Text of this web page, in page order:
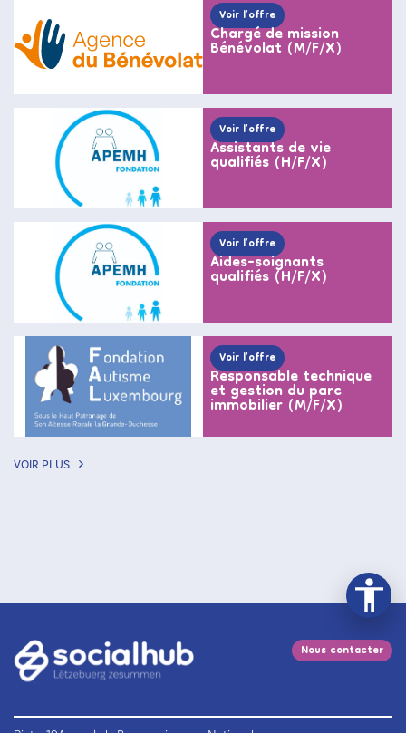
Voir l’offre
Chargé de mission
Bénévolat (M/F/X)
Voir l’offre
Assistants de vie
qualifiés (H/F/X)
Voir l’offre
Aides-soignants
qualifiés (H/F/X)
Voir l’offre
Responsable technique
et gestion du parc
immobilier (M/F/X)
VOIR PLUS
Nous contacter